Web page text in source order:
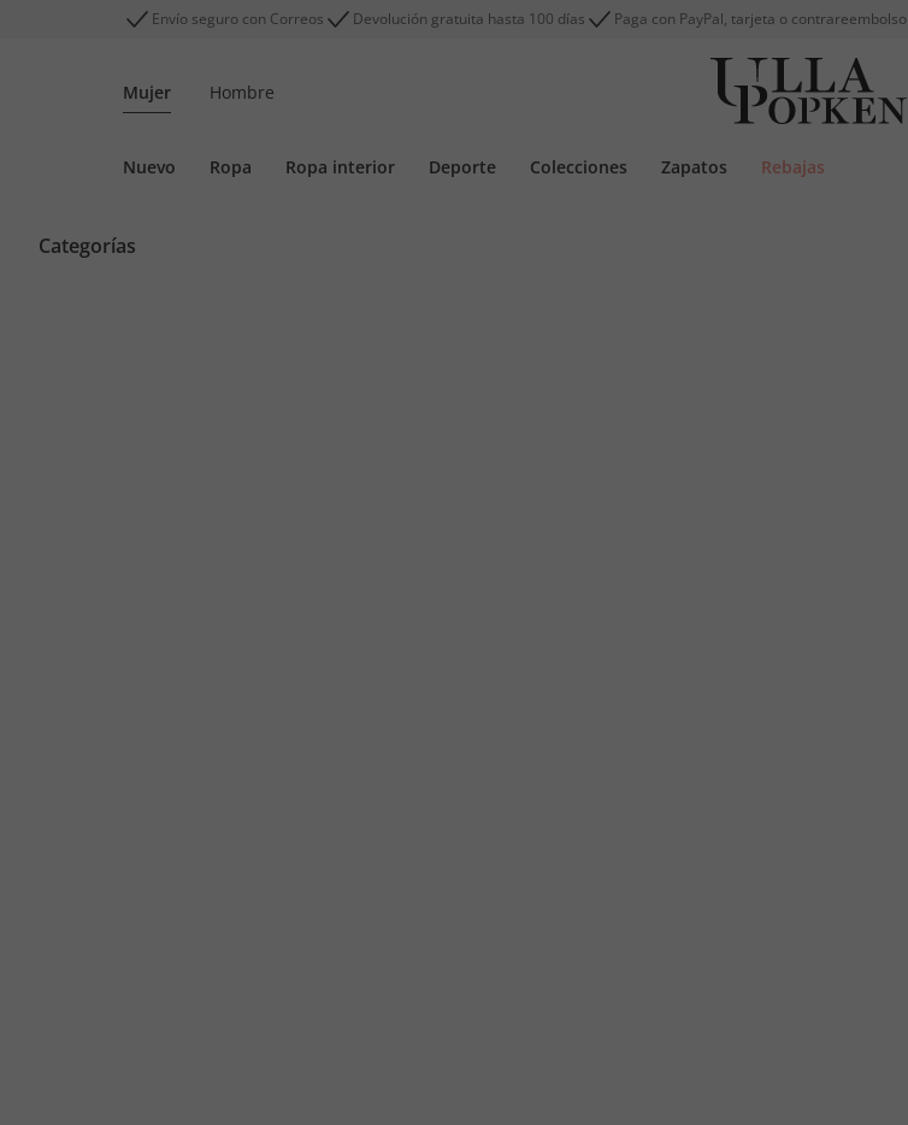
Envío seguro con Correos Devolución gratuita hasta 100 días Paga con PayPal, tarjeta o contrareembolso
Mujer Hombre
Nuevo Ropa Ropa interior Deporte Colecciones Zapatos Rebajas
Categorías